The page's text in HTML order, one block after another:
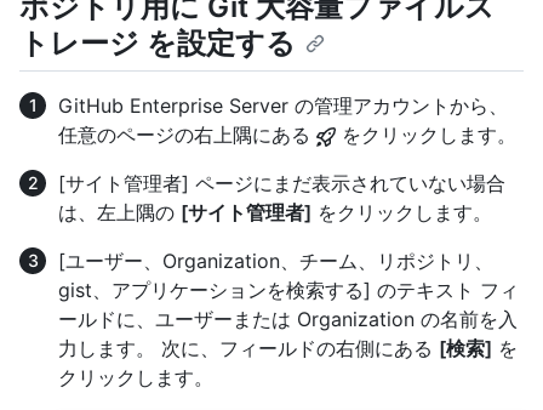
トレージ を設定する
GitHub Enterprise Server の管理アカウントから、
任意のページの右上隅にある
をクリックします。
[サイト管理者] ページにまだ表示されていない場合
は、左上隅の [サイト管理者] をクリックします。
[ユーザー、Organization、チーム、リポジトリ、
gist、アプリケーションを検索する] のテキスト フィ
ールドに、ユーザーまたは Organization の名前を入
力します。 次に、フィールドの右側にある [検索] を
クリックします。